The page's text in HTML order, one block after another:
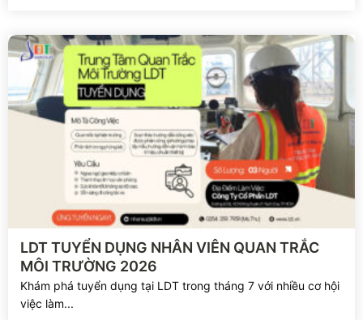
Xem chi tiết
LDT TUYỂN DỤNG NHÂN VIÊN QUAN TRẮC
MÔI TRƯỜNG 2026
Khám phá tuyển dụng tại LDT trong tháng 7 với nhiều cơ hội
việc làm...